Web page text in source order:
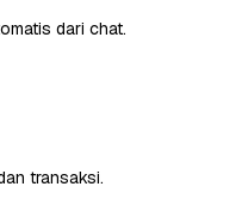
dari chat.
transaksi.